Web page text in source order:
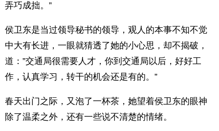
弄巧成拙。”
侯卫东是当过领导秘书的领导，观人的本事不知不觉
中大有长进，一眼就猜透了她的小心思，却不揭破，
道：”交通局很需要人才，你到交通局以后，好好工
作，认真学习，转干的机会还是有的。”
春天出门之际，又泡了一杯茶，她望着侯卫东的眼神
除了温柔之外，还有一些说不清楚的情绪。